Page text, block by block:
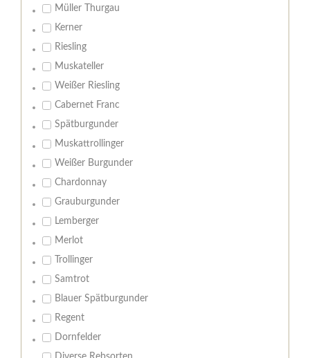
Müller Thurgau
Kerner
Riesling
Muskateller
Weißer Riesling
Cabernet Franc
Spätburgunder
Muskattrollinger
Weißer Burgunder
Chardonnay
Grauburgunder
Lemberger
Merlot
Trollinger
Samtrot
Blauer Spätburgunder
Regent
Dornfelder